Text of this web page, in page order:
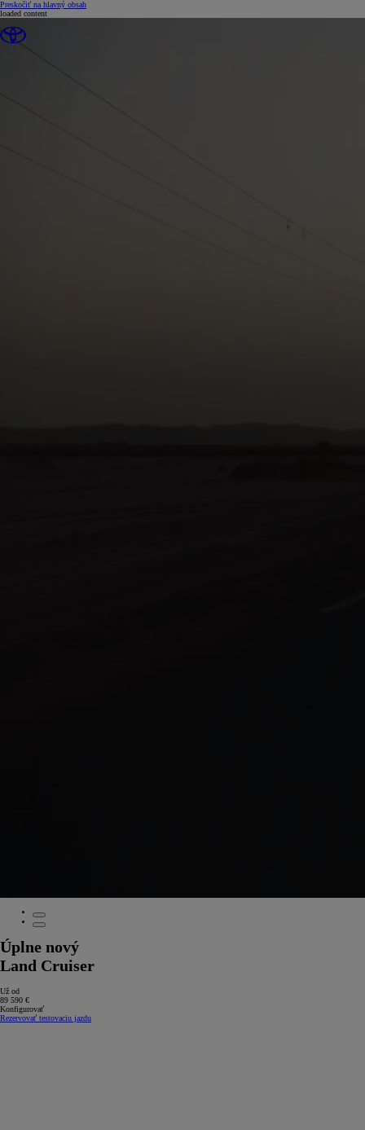
Preskočiť na hlavný obsah(Press Enter)
loaded content
Úplne nový
Land Cruiser
Už od
89 590 €
Konfigurovať
Rezervovať testovaciu jazdu